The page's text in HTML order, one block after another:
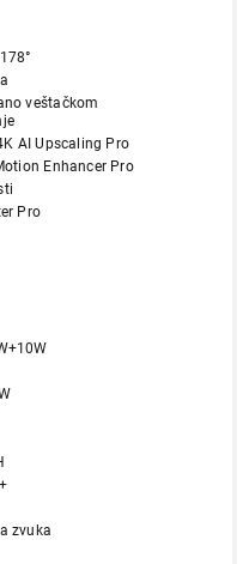
veštačkom
AI Upscaling Pro
Enhancer Pro
Pro
zvuka